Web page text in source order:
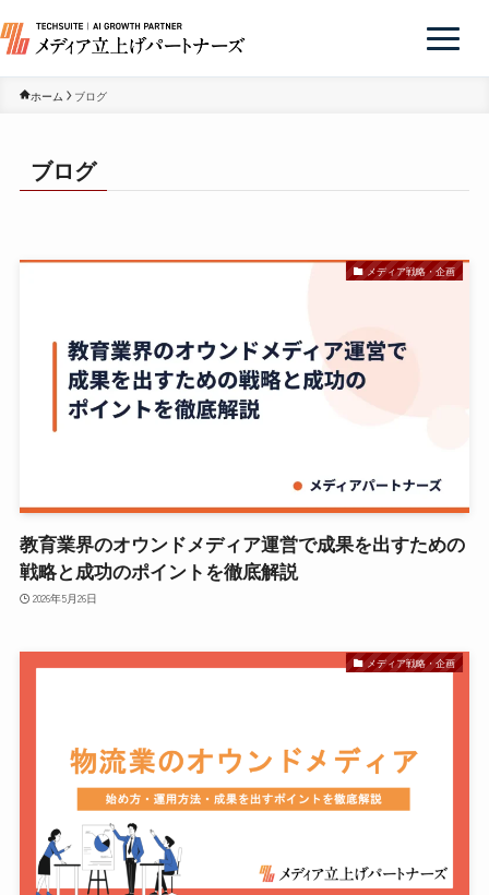
ホーム ブログ
ブログ
メディア戦略・企画
教育業界のオウンドメディア運営で成果を出すための
戦略と成功のポイントを徹底解説
2026年5月26日
メディア戦略・企画